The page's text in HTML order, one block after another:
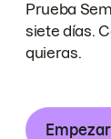
Prueba
siete días.
quieras.